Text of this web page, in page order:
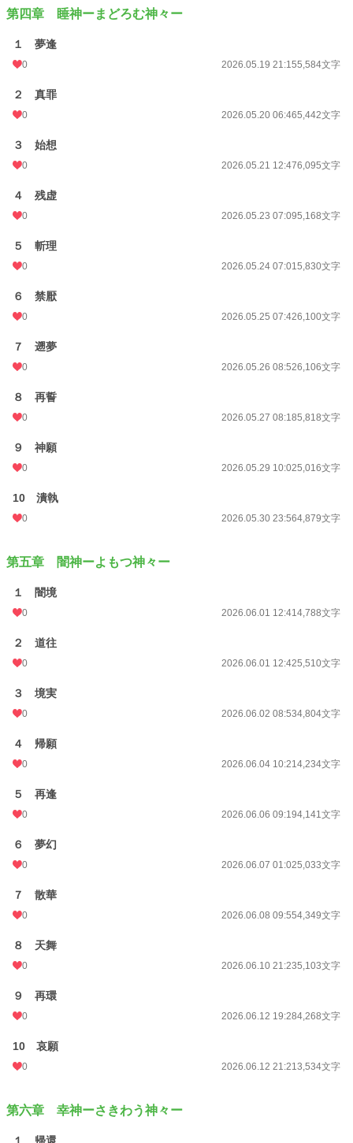
第四章 睡神ーまどろむ神々ー
１ 夢逢
0 2026.05.19 21:155,584文字
２ 真罪
0 2026.05.20 06:465,442文字
３ 始想
0 2026.05.21 12:476,095文字
４ 残虚
0 2026.05.23 07:095,168文字
５ 斬理
0 2026.05.24 07:015,830文字
６ 禁厭
0 2026.05.25 07:426,100文字
７ 遡夢
0 2026.05.26 08:526,106文字
８ 再誓
0 2026.05.27 08:185,818文字
９ 神願
0 2026.05.29 10:025,016文字
10 潰執
0 2026.05.30 23:564,879文字
第五章 闇神ーよもつ神々ー
１ 闇境
0 2026.06.01 12:414,788文字
２ 道往
0 2026.06.01 12:425,510文字
３ 境実
0 2026.06.02 08:534,804文字
４ 帰願
0 2026.06.04 10:214,234文字
５ 再逢
0 2026.06.06 09:194,141文字
６ 夢幻
0 2026.06.07 01:025,033文字
７ 散華
0 2026.06.08 09:554,349文字
８ 天舞
0 2026.06.10 21:235,103文字
９ 再環
0 2026.06.12 19:284,268文字
10 哀願
0 2026.06.12 21:213,534文字
第六章 幸神ーさきわう神々ー